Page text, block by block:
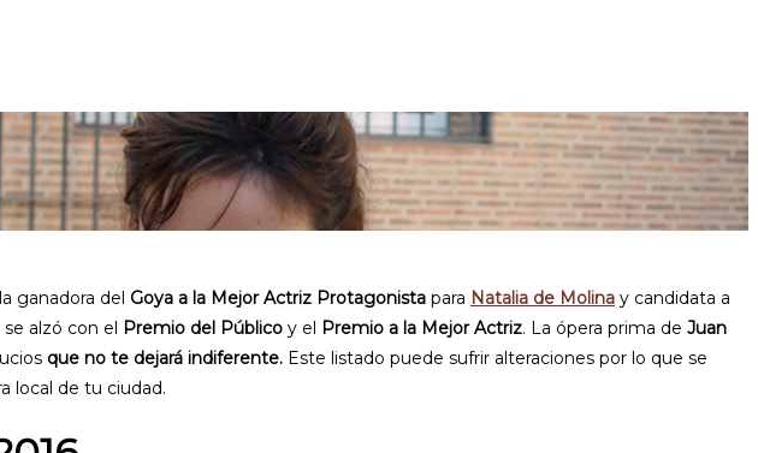
ganadora del Goya a la Mejor Actriz Protagonista para Natalia de Molina y candidata a
se alzó con el Premio del Público y el Premio a la Mejor Actriz. La ópera prima de Juan
que no te dejará indiferente. Este listado puede sufrir alteraciones por lo que se
local de tu ciudad.